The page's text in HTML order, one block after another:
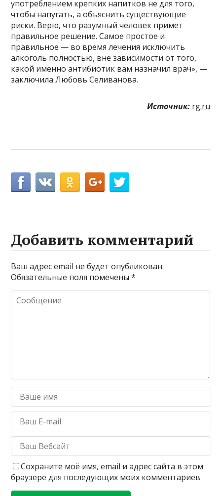
употреблением крепких напитков не для того,
чтобы напугать, а объяснить существующие
риски. Верю, что разумный человек примет
правильное решение. Самое простое и
правильное — во время лечения исключить
алкоголь полностью, вне зависимости от того,
какой именно антибиотик вам назначил врач», —
заключила Любовь Селиванова.
Источник: rg.ru
Добавить комментарий
Ваш адрес email не будет опубликован.
Обязательные поля помечены*
Сохраните моё имя, email и адрес сайта в этом
браузере для последующих моих комментариев